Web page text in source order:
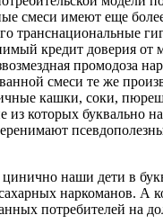
смеси имеют еще
транснациональные
кредит доверия от
промодоза
смеси те же
кашки, соки,
из которых буквально
цинично наши дети в
наркоманов. А
потребителей на